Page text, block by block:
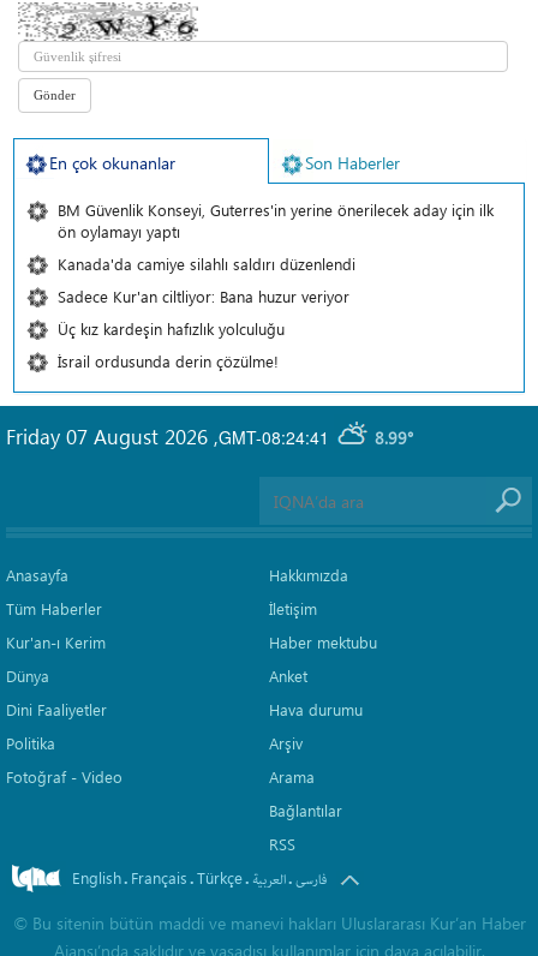
En çok okunanlar Son Haberler
BM Güvenlik Konseyi, Guterres'in yerine önerilecek aday için ilk
ön oylamayı yaptı
Kanada'da camiye silahlı saldırı düzenlendi
Sadece Kur'an ciltliyor: Bana huzur veriyor
Üç kız kardeşin hafızlık yolculuğu
İsrail ordusunda derin çözülme!
GMT-08:24:41 8.99°
Friday 07 August 2026 ,
Anasayfa
Tüm Haberler
Kur'an-ı Kerim
Dünya
Dini Faaliyetler
Politika
Fotoğraf - Video
Hakkımızda
İletişim
Haber mektubu
Anket
Hava durumu
Arşiv
Arama
Bağlantılar
RSS
English. Français.Türkçe. العربیة.فارسی
© Bu sitenin bütün maddi ve manevi hakları Uluslararası Kur’an Haber
Ajansı’nda saklıdır ve yasadışı kullanımlar için dava açılabilir.